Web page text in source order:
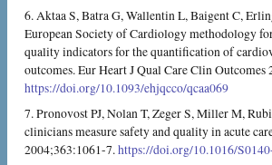
6. Aktaa S, Batra G, Wallentin L, Baigent C,
European Society of Cardiology methodology
quality indicators for the quantification of
outcomes. Eur Heart J Qual Care Clin Outcomes
https://doi.org/10.1093/ehjqcco/qcaa069
7. Pronovost PJ, Nolan T, Zeger S, Miller M,
clinicians measure safety and quality in acute
2004;363:1061-7.https://doi.org/10.1016/